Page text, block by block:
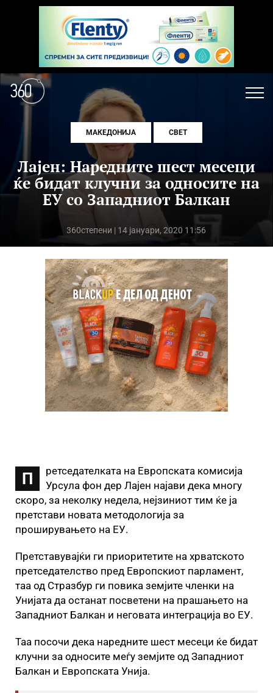
МАКЕДОНИЈА СВЕТ
Лајен: Наредните шест месеци
ќе бидат клучни за односите на
ЕУ со Западниот Балкан
360степени | 14 јануари, 2020 11:56
П
ретседателката на Европската комисија
Урсула фон дер Лaјен најави дека многу
скоро, за неколку недела, нејзиниот тим ќе ја
претстави новата методологија за
проширувањето на ЕУ.
Претставувајќи ги приоритетите на хрватското
претседателство пред Европскиот парламент,
таа од Стразбур ги повика земјите членки на
Унијата да останат посветени на прашањето на
Западниот Балкан и неговата интеграција во ЕУ.
Таа посочи дека наредните шест месеци ќе бидат
клучни за односите меѓу земјите од Западниот
Балкан и Европската Унија.